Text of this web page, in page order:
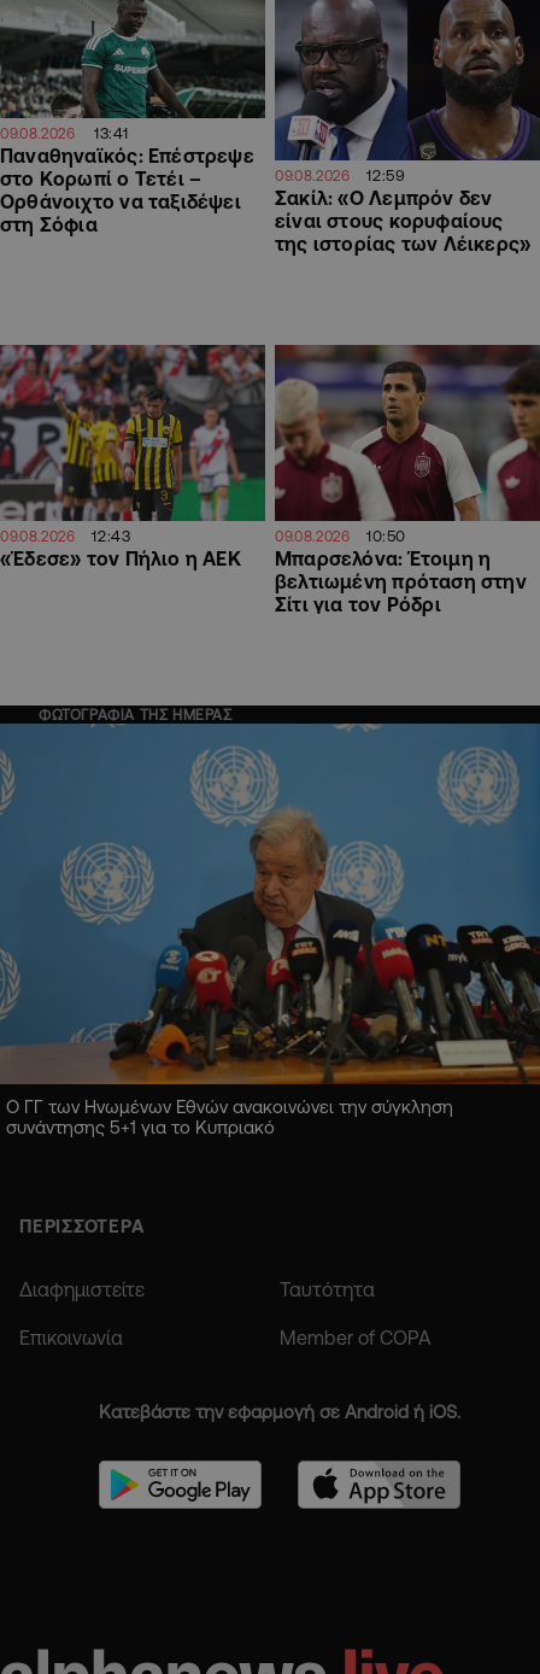
09.08.2026 13:41
Παναθηναϊκός: Επέστρεψε
στο Κορωπί ο Τετέι –
Ορθάνοιχτο να ταξιδέψει
στη Σόφια
09.08.2026 12:59
Σακίλ: «Ο Λεμπρόν δεν
είναι στους κορυφαίους
της ιστορίας των Λέικερς»
09.08.2026 12:43
«Έδεσε» τον Πήλιο η ΑΕΚ
09.08.2026 10:50
Μπαρσελόνα: Έτοιμη η
βελτιωμένη πρόταση στην
Σίτι για τον Ρόδρι
ΦΩΤΟΓΡΑΦΙΑ ΤΗΣ ΗΜΕΡΑΣ
Ο ΓΓ των Ηνωμένων Εθνών ανακοινώνει την σύγκληση
συνάντησης 5+1 για το Κυπριακό
ΠΕΡΙΣΣΟΤΕΡΑ
Διαφημιστείτε Ταυτότητα
Επικοινωνία Member of COPA
Κατεβάστε την εφαρμογή σε Android ή iOS.